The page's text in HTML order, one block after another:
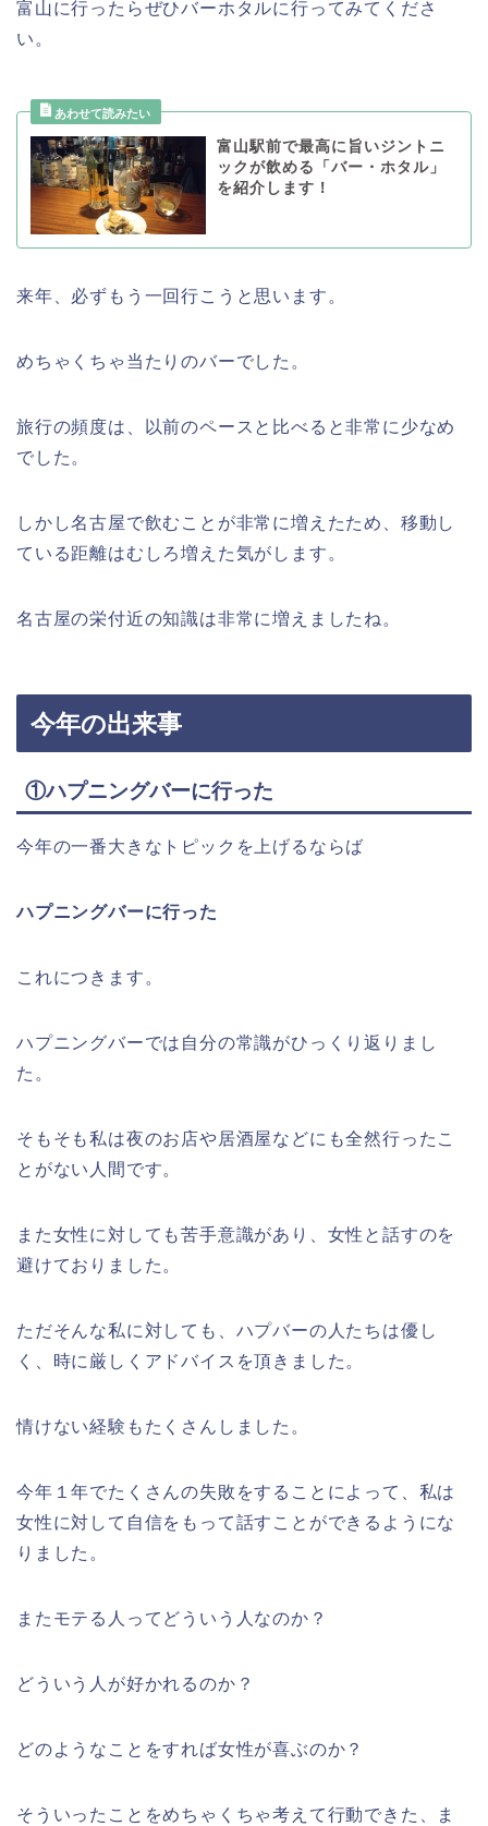
富山に行ったらぜひバーホタルに行ってみてくださ
い。
富山駅前で最高に旨いジントニ
ックが飲める「バー・ホタル」
を紹介します！
来年、必ずもう一回行こうと思います。
めちゃくちゃ当たりのバーでした。
旅行の頻度は、以前のペースと比べると非常に少なめ
でした。
しかし名古屋で飲むことが非常に増えたため、移動し
ている距離はむしろ増えた気がします。
名古屋の栄付近の知識は非常に増えましたね。
今年の出来事
①ハプニングバーに行った
今年の一番大きなトピックを上げるならば
ハプニングバーに行った
これにつきます。
ハプニングバーでは自分の常識がひっくり返りまし
た。
そもそも私は夜のお店や居酒屋などにも全然行ったこ
とがない人間です。
また女性に対しても苦手意識があり、女性と話すのを
避けておりました。
ただそんな私に対しても、ハプバーの人たちは優し
く、時に厳しくアドバイスを頂きました。
情けない経験もたくさんしました。
今年１年でたくさんの失敗をすることによって、私は
女性に対して自信をもって話すことができるようにな
りました。
またモテる人ってどういう人なのか？
どういう人が好かれるのか？
どのようなことをすれば女性が喜ぶのか？
そういったことをめちゃくちゃ考えて行動できた、ま